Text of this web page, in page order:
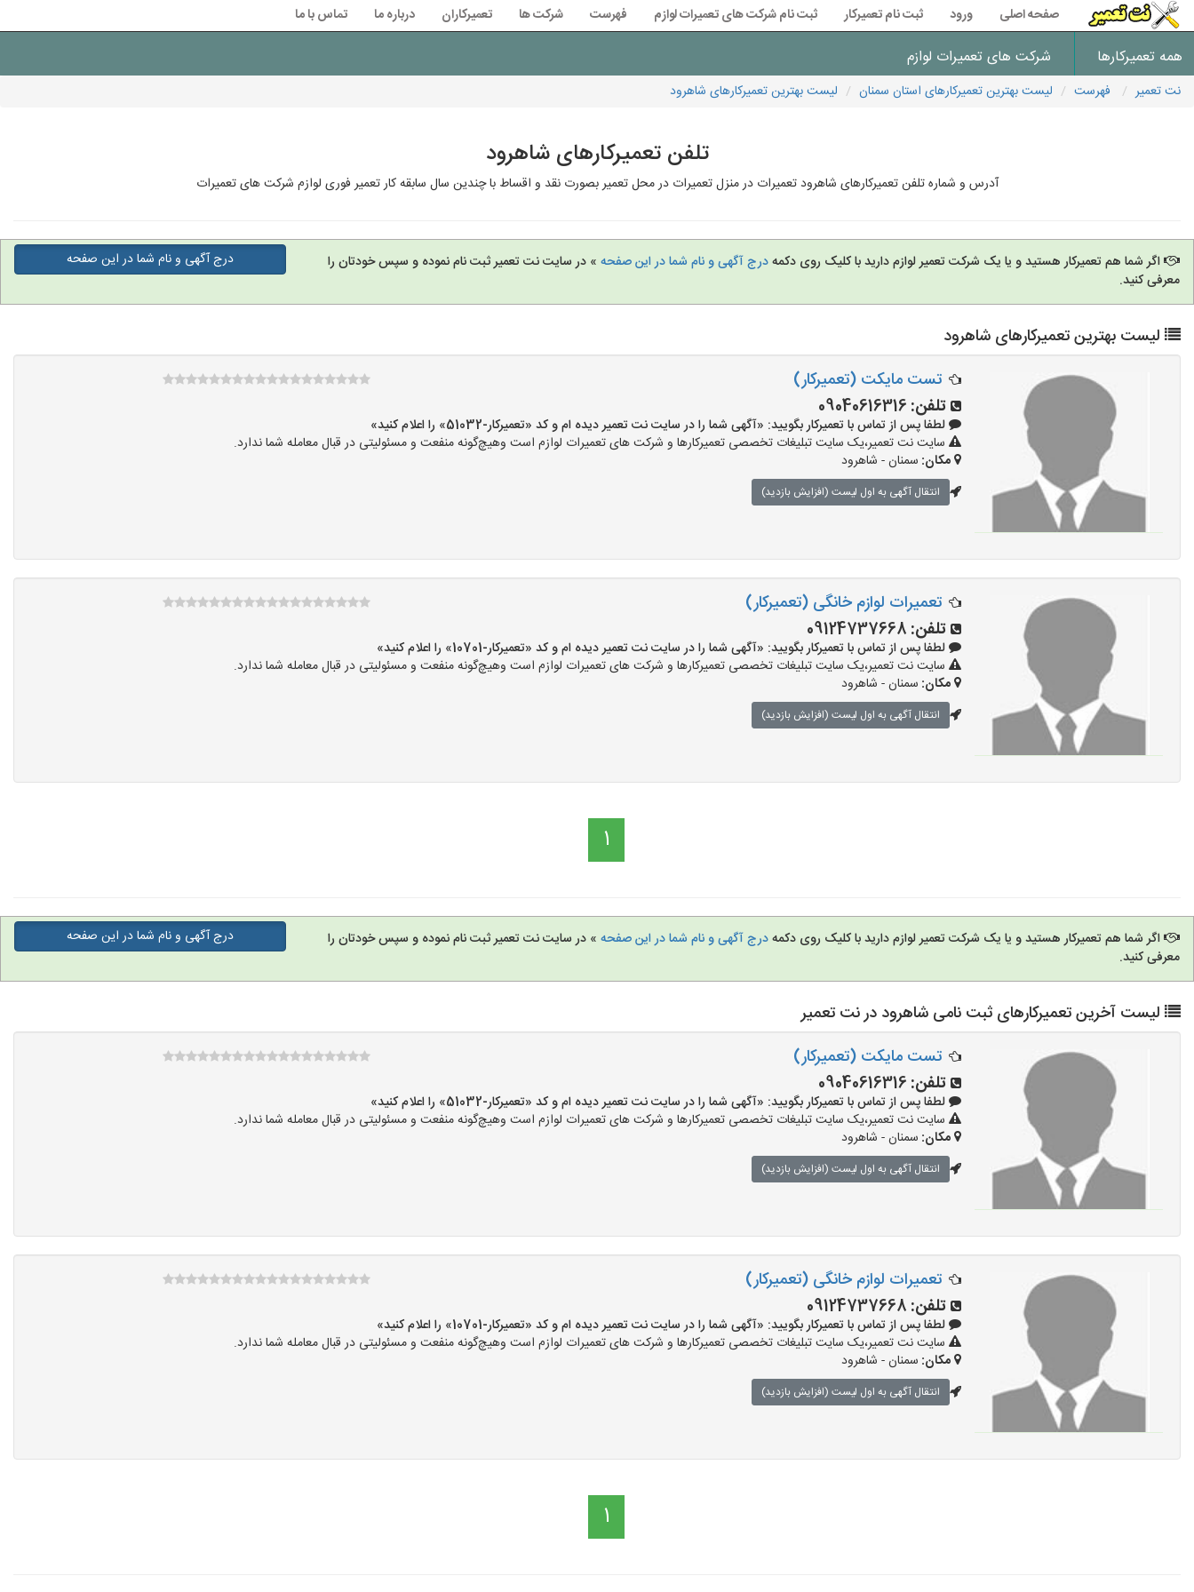
صفحه اصلی ورود ثبت نام تعمیرکار ثبت نام شرکت های تعمیرات لوازم فهرست شرکت ها تعمیرکاران درباره ما تماس با ما
همه تعمیرکارها شرکت های تعمیرات لوازم
نت تعمیر فهرست لیست بهترین تعمیرکارهای استان سمنان لیست بهترین تعمیرکارهای شاهرود
تلفن تعمیرکارهای شاهرود
آدرس و شماره تلفن تعمیرکارهای شاهرود تعمیرات در منزل تعمیرات در محل تعمیر بصورت نقد و اقساط با چندین سال سابقه کار تعمیر فوری لوازم شرکت های تعمیرات
اگر شما هم تعمیرکار هستید و یا یک شرکت تعمیر لوازم دارید با کلیک روی دکمهدرج آگهی و نام شما در این صفحه » در سایت نت تعمیر ثبت نام نموده و سپس خودتان را
معرفی کنید.
درج آگهی و نام شما در این صفحه
لیست بهترین تعمیرکارهای شاهرود
تست مایکت (تعمیرکار)
تلفن: 09040616316
لطفا پس از تماس با تعمیرکار بگویید: «آگهی شما را در سایت نت تعمیر دیده ام و کد «تعمیرکار-51032» را اعلام کنید»
سایت نت تعمیر،یک سایت تبلیغات تخصصی تعمیرکارها و شرکت های تعمیرات لوازم است وهیچ‌گونه منفعت و مسئولیتی در قبال معامله شما ندارد.
مکان: سمنان - شاهرود
انتقال آگهی به اول لیست (افزایش بازدید)
تعمیرات لوازم خانگی (تعمیرکار)
تلفن: 09124737668
لطفا پس از تماس با تعمیرکار بگویید: «آگهی شما را در سایت نت تعمیر دیده ام و کد «تعمیرکار-10701» را اعلام کنید»
سایت نت تعمیر،یک سایت تبلیغات تخصصی تعمیرکارها و شرکت های تعمیرات لوازم است وهیچ‌گونه منفعت و مسئولیتی در قبال معامله شما ندارد.
مکان: سمنان - شاهرود
انتقال آگهی به اول لیست (افزایش بازدید)
1
اگر شما هم تعمیرکار هستید و یا یک شرکت تعمیر لوازم دارید با کلیک روی دکمهدرج آگهی و نام شما در این صفحه » در سایت نت تعمیر ثبت نام نموده و سپس خودتان را
معرفی کنید.
درج آگهی و نام شما در این صفحه
لیست آخرین تعمیرکارهای ثبت نامی شاهرود در نت تعمیر
تست مایکت (تعمیرکار)
تلفن: 09040616316
لطفا پس از تماس با تعمیرکار بگویید: «آگهی شما را در سایت نت تعمیر دیده ام و کد «تعمیرکار-51032» را اعلام کنید»
سایت نت تعمیر،یک سایت تبلیغات تخصصی تعمیرکارها و شرکت های تعمیرات لوازم است وهیچ‌گونه منفعت و مسئولیتی در قبال معامله شما ندارد.
مکان: سمنان - شاهرود
انتقال آگهی به اول لیست (افزایش بازدید)
تعمیرات لوازم خانگی (تعمیرکار)
تلفن: 09124737668
لطفا پس از تماس با تعمیرکار بگویید: «آگهی شما را در سایت نت تعمیر دیده ام و کد «تعمیرکار-10701» را اعلام کنید»
سایت نت تعمیر،یک سایت تبلیغات تخصصی تعمیرکارها و شرکت های تعمیرات لوازم است وهیچ‌گونه منفعت و مسئولیتی در قبال معامله شما ندارد.
مکان: سمنان - شاهرود
انتقال آگهی به اول لیست (افزایش بازدید)
1